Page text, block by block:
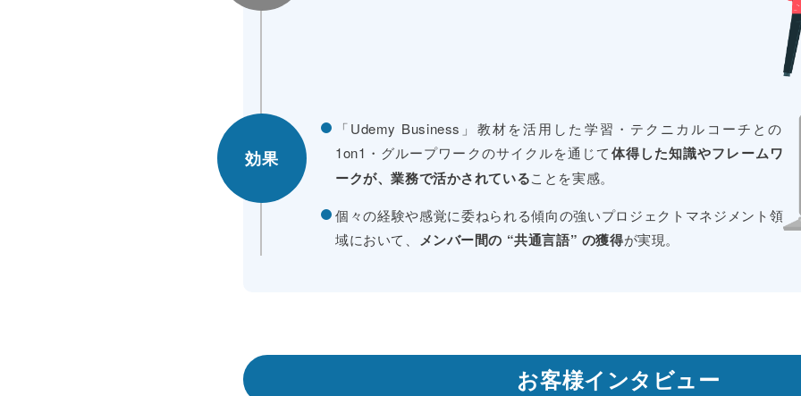
効果
「Udemy Business」教材を活用した学習・テクニカルコーチとの
1on1・グループワークのサイクルを通じて体得した知識やフレームワ
ークが、業務で活かされていることを実感。
個々の経験や感覚に委ねられる傾向の強いプロジェクトマネジメント領
域において、 メンバー間の “共通言語” の獲得が実現。
お客様インタビュー